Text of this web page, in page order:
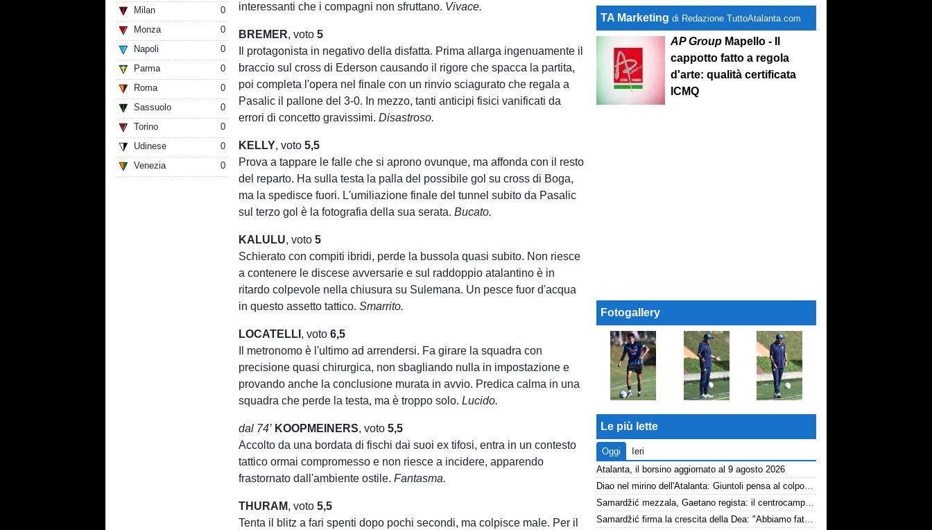
Milan
0
Monza
0
Napoli
0
Parma
0
Roma
0
Sassuolo
0
Torino
0
Udinese
0
Venezia
0
interessanti che i compagni non sfruttano. Vivace.
BREMER, voto5
Il protagonista in negativo della disfatta. Prima allarga ingenuamente il
braccio sul cross di Ederson causando il rigore che spacca la partita,
poi completa l'opera nel finale con un rinvio sciagurato che regala a
Pasalic il pallone del 3-0. In mezzo, tanti anticipi fisici vanificati da
errori di concetto gravissimi.Disastroso.
KELLY, voto5,5
Prova a tappare le falle che si aprono ovunque, ma affonda con il resto
del reparto. Ha sulla testa la palla del possibile gol su cross di Boga,
ma la spedisce fuori. L'umiliazione finale del tunnel subito da Pasalic
sul terzo gol è la fotografia della sua serata.Bucato.
KALULU, voto5
Schierato con compiti ibridi, perde la bussola quasi subito. Non riesce
a contenere le discese avversarie e sul raddoppio atalantino è in
ritardo colpevole nella chiusura su Sulemana. Un pesce fuor d'acqua
in questo assetto tattico.Smarrito.
LOCATELLI , voto6,5
Il metronomo è l'ultimo ad arrendersi. Fa girare la squadra con
precisione quasi chirurgica, non sbagliando nulla in impostazione e
provando anche la conclusione murata in avvio. Predica calma in una
squadra che perde la testa, ma è troppo solo.Lucido.
dal 74’ KOOPMEINERS, voto5,5
Accolto da una bordata di fischi dai suoi ex tifosi, entra in un contesto
tattico ormai compromesso e non riesce a incidere, apparendo
frastornato dall'ambiente ostile.Fantasma.
THURAM, voto5,5
Tenta il blitz a fari spenti dopo pochi secondi, ma colpisce male. Per il
TA Marketing di Redazione TuttoAtalanta.com
AP Group Mapello - Il
cappotto fatto a regola
d'arte: qualità certificata
ICMQ
Fotogallery
Le più lette
Oggi
Ieri
Atalanta, il borsino aggiornato al 9 agosto 2026
Diao nel mirino dell'Atalanta: Giuntoli pensa al colpo dal Como
Samardžić mezzala, Gaetano regista: il centrocampo di Sarri decolla
Samardžić firma la crescita della Dea: "Abbiamo fatto vedere cosa possiamo fare"